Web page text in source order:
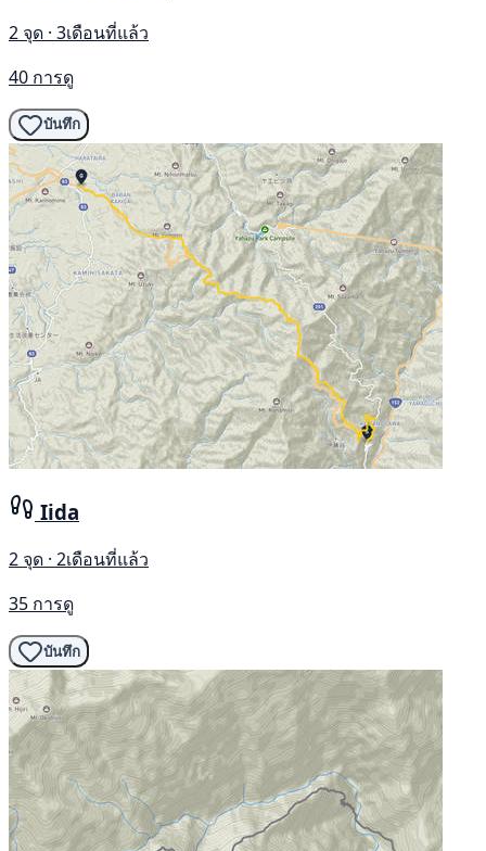
2 จุด · 3เดือนที่แล้ว
40 การดู
บันทึก
Iida
2 จุด · 2เดือนที่แล้ว
35 การดู
บันทึก